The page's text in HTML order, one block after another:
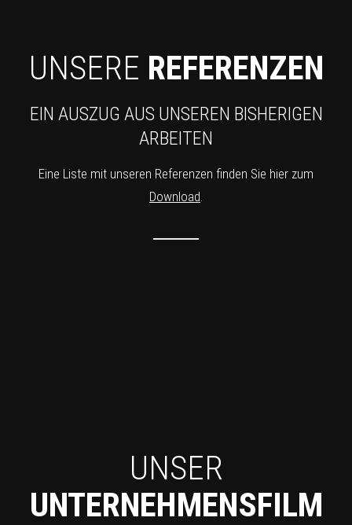
UNSERE REFERENZEN
EIN AUSZUG AUS UNSEREN BISHERIGEN
ARBEITEN
Eine Liste mit unseren Referenzen finden Sie hier zum
Download
UNSER
UNTERNEHMENSFILM